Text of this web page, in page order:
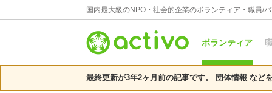
国内最大級のNPO・社会的企業のボランティア・職員/
ボランティア
最終更新が3年2ヶ月前の記事です。 団体情報 など